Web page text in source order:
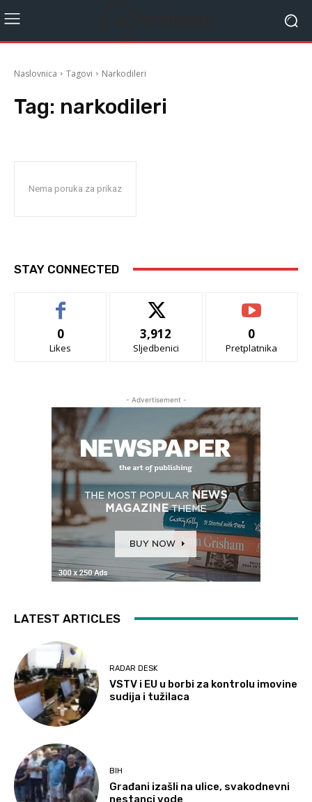
Naslovnica Tagovi Narkodileri
Tag: narkodileri
Nema poruka za prikaz
STAY CONNECTED
0
Likes
3,912
Sljedbenici
0
Pretplatnika
- Advertisement -
LATEST ARTICLES
RADAR DESK
VSTV i EU u borbi za kontrolu imovine
sudija i tužilaca
BIH
Građani izašli na ulice, svakodnevni
nestanci vode